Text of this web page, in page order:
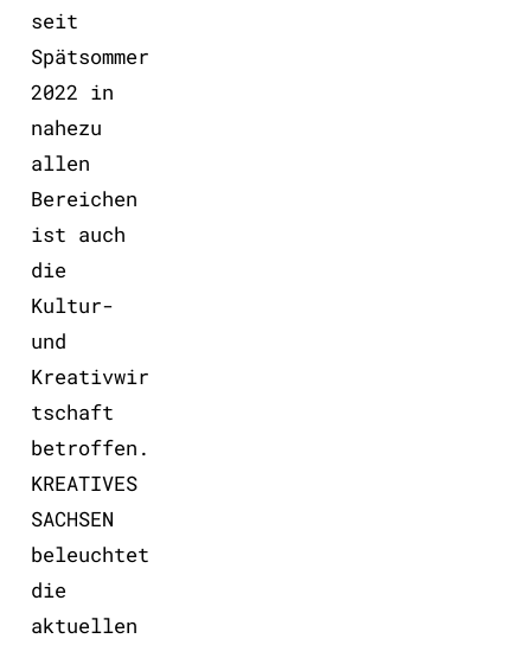
seit
Spätsommer
2022 in
nahezu
allen
Bereichen
ist auch
die
Kultur-
und
Kreativwir
tschaft
betroffen.
KREATIVES
SACHSEN
beleuchtet
die
aktuellen